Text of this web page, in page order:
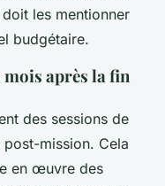
les mentionner
budgétaire.
après la fin
des sessions de
mission. Cela
en œuvre des